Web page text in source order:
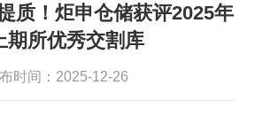
质！炬申仓储获评2025年
期所优秀交割库
时间：2025-12-26